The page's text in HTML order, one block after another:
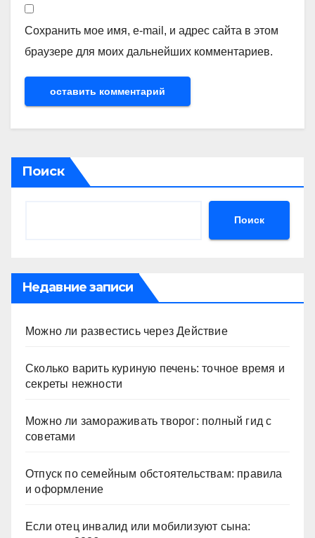
Сохранить мое имя, e-mail, и адрес сайта в этом
браузере для моих дальнейших комментариев.
Поиск
Поиск
Недавние записи
Можно ли развестись через Действие
Сколько варить куриную печень: точное время и
секреты нежности
Можно ли замораживать творог: полный гид с
советами
Отпуск по семейным обстоятельствам: правила
и оформление
Если отец инвалид или мобилизуют сына: